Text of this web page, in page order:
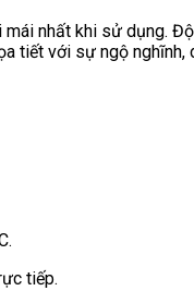
nhất khi sử dụng.
tiết với sự ngộ
tiếp.